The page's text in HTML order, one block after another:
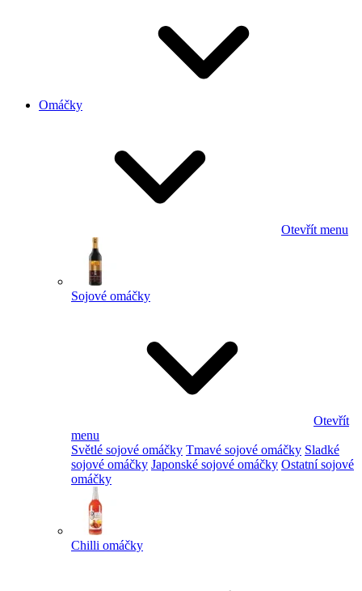
Omáčky
Otevřít menu
Sojové omáčky
Otevřít
menu
Světlé sojové omáčky Tmavé sojové omáčky Sladké
sojové omáčky Japonské sojové omáčky Ostatní sojové
omáčky
Chilli omáčky